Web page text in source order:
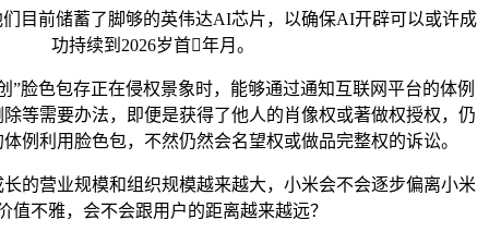
前储蓄了脚够的英伟达AI芯片，以确保AI开辟可以或许成
功持续到2026岁首年月。
色包存正在侵权景象时，能够通过通知互联网平台的体例
等需要办法，即便是获得了他人的肖像权或著做权授权，仍
例利用脸色包，不然仍然会名望权或做品完整权的诉讼。
营业规模和组织规模越来越大，小米会不会逐步偏离小米
值不雅，会不会跟用户的距离越来越远？